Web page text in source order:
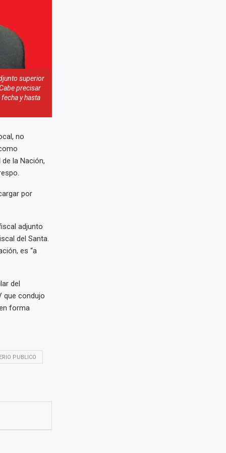
superior
precisar
y hasta
no
la Nación,
por
adjunto
del Santa.
es “a
del
que condujo
forma
PUBLICO